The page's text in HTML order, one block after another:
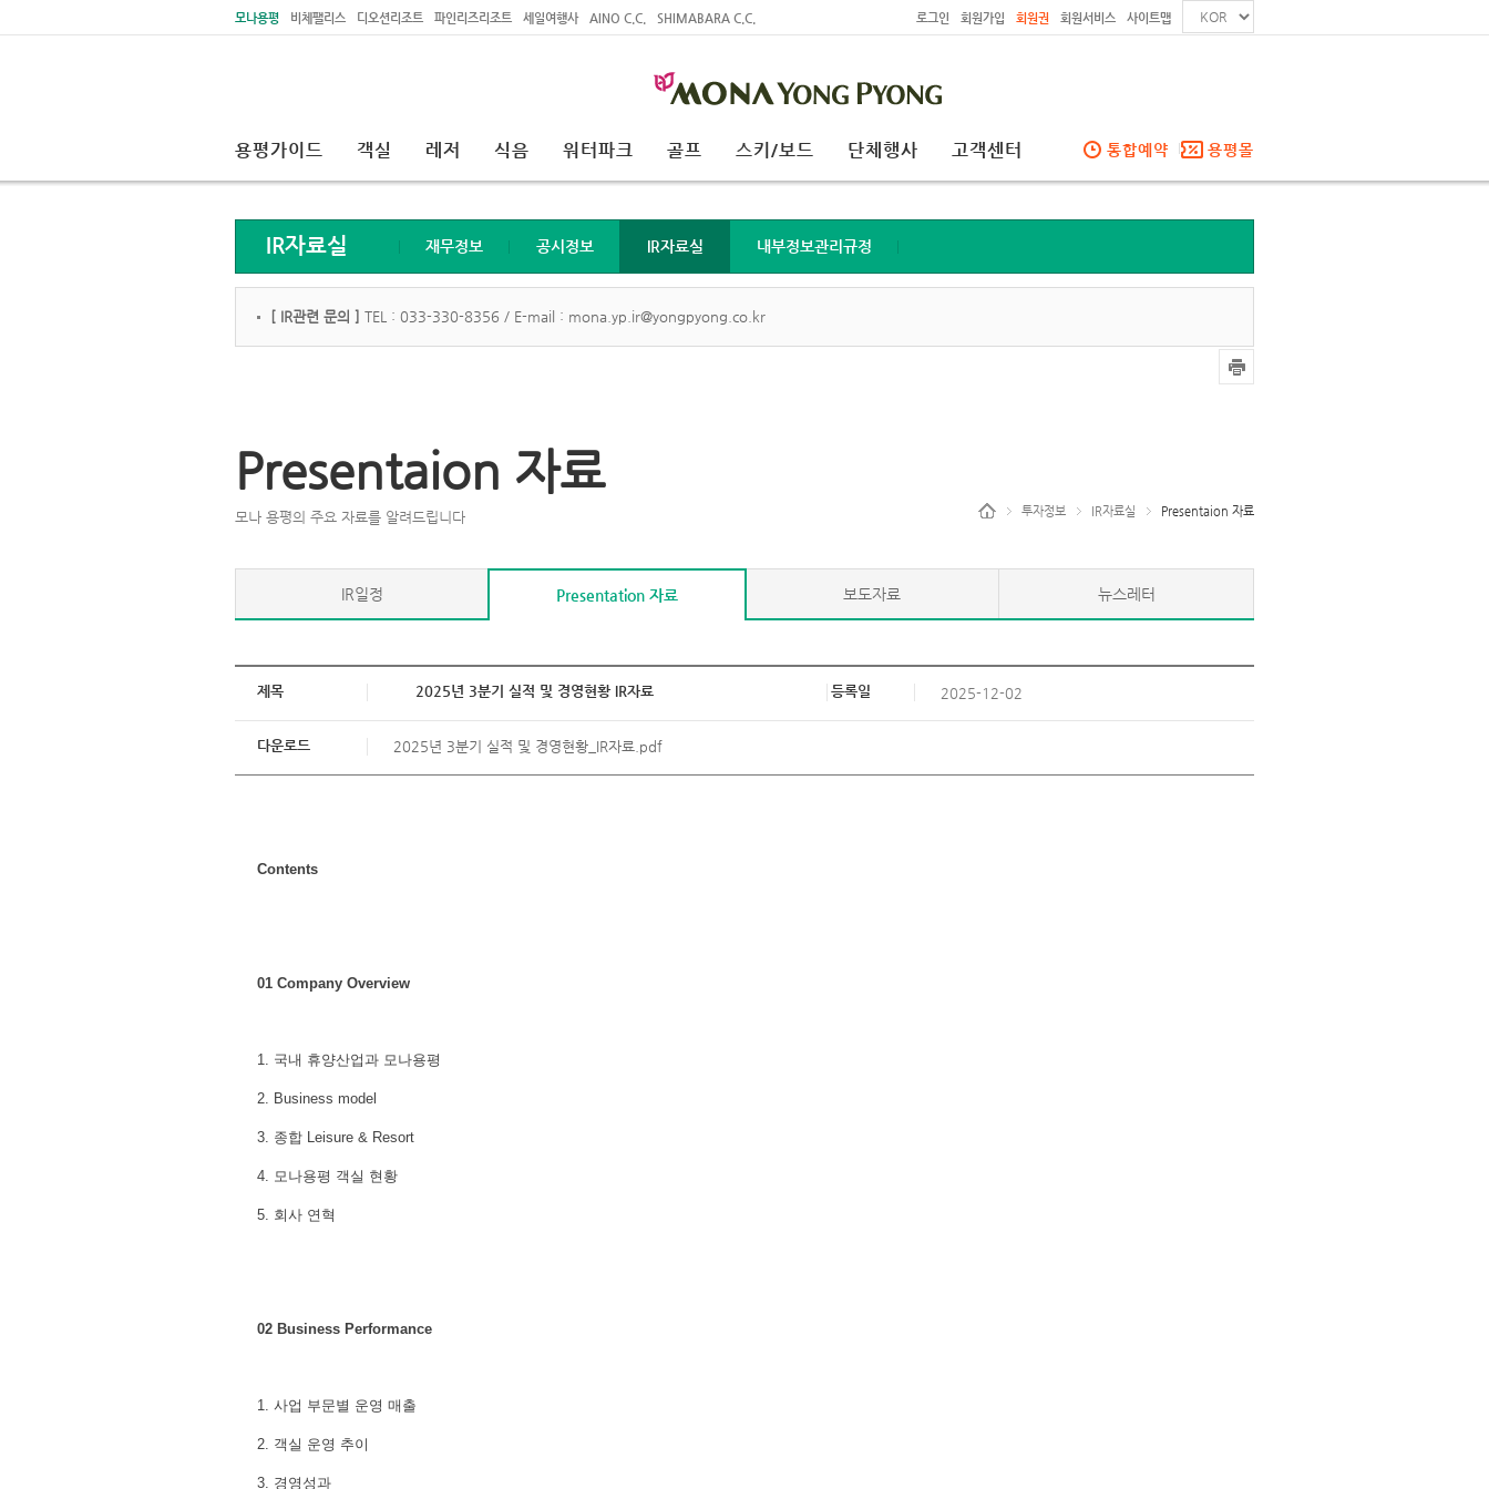
모나용평 비체팰리스 디오션리조트 파인리즈리조트 세일여행사 AINO C.C. SHIMABARA C.C. 로그인 회원가입 회원권 회원서비스 사이트맵
용평가이드 객실 레저 식음 워터파크 골프 스키/보드 단체행사 고객센터 통합예약 용평몰
IR자료실 재무정보 공시정보 IR자료실 내부정보관리규정
[ IR관련 문의 ] TEL : 033-330-8356 / E-mail : mona.yp.ir@yongpyong.co.kr
Presentaion 자료
모나 용평의 주요 자료를 알려드립니다 투자정보 IR자료실 Presentaion 자료
IR일정 Presentation 자료 보도자료 뉴스레터
제목 2025년 3분기 실적 및 경영현황 IR자료 등록일 2025-12-02
다운로드 2025년 3분기 실적 및 경영현황_IR자료.pdf
Contents
01 Company Overview
1. 국내 휴양산업과 모나용평
2. Business model
3. 종합 Leisure & Resort
4. 모나용평 객실 현황
5. 회사 연혁
02 Business Performance
1. 사업 부문별 운영 매출
2. 객실 운영 추이
3. 경영성과